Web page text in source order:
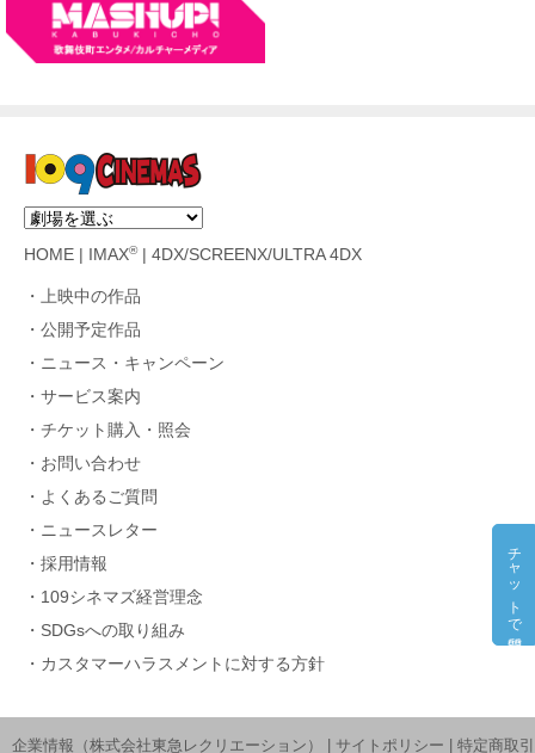
HOME IMAX®| 4DX/SCREENX/ULTRA 4DX
上映中の作品
公開予定作品
ニュース・キャンペーン
サービス案内
チケット購入・照会
お問い合わせ
よくあるご質問
ニュースレター
採用情報
109シネマズ経営理念
SDGsへの取り組み
カスタマーハラスメントに対する方針
企業情報（株式会社東急レクリエーション） サイトポリシー 特定商取
チャットで質問